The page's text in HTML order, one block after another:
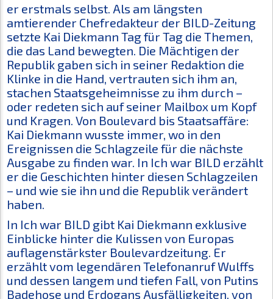
er erstmals selbst. Als am längsten
amtierender Chefredakteur der BILD-Zeitung
setzte Kai Diekmann Tag für Tag die Themen,
die das Land bewegten. Die Mächtigen der
Republik gaben sich in seiner Redaktion die
Klinke in die Hand, vertrauten sich ihm an,
stachen Staatsgeheimnisse zu ihm durch –
oder redeten sich auf seiner Mailbox um Kopf
und Kragen. Von Boulevard bis Staatsaffäre:
Kai Diekmann wusste immer, wo in den
Ereignissen die Schlagzeile für die nächste
Ausgabe zu finden war. In Ich war BILD erzählt
er die Geschichten hinter diesen Schlagzeilen
– und wie sie ihn und die Republik verändert
haben.
In Ich war BILD gibt Kai Diekmann exklusive
Einblicke hinter die Kulissen von Europas
auflagenstärkster Boulevardzeitung. Er
erzählt vom legendären Telefonanruf Wulffs
und dessen langem und tiefen Fall, von Putins
Badehose und Erdogans Ausfälligkeiten, von